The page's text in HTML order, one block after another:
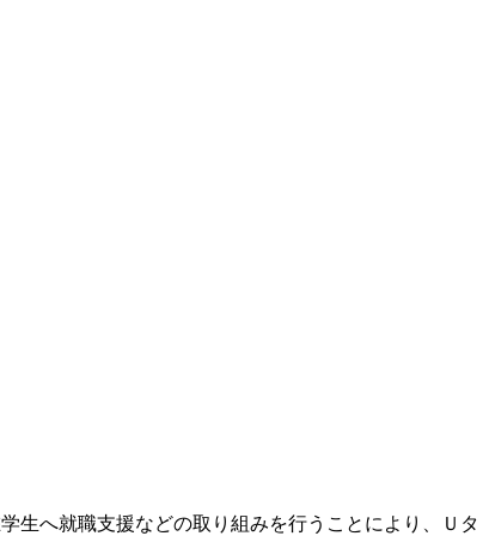
生へ就職支援などの取り組みを行うことにより、Ｕタ